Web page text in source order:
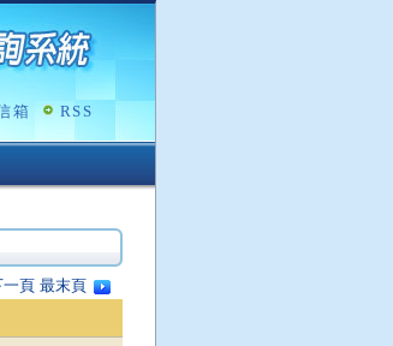
箱 RSS
一頁 最末頁